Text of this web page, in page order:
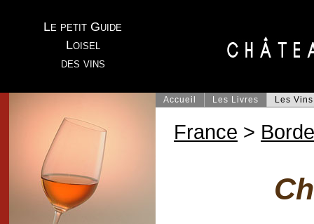
Le petit Guide
Loisel
des vins
Accueil Les Livres Les Vins
France >